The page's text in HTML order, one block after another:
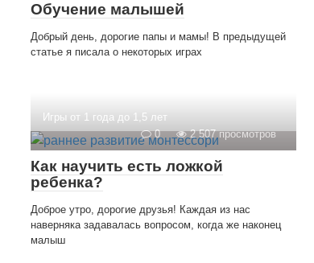
Обучение малышей
Добрый день, дорогие папы и мамы! В предыдущей
статье я писала о некоторых играх
Игры от 1 года до 1,5 лет
0
2 507 просмотров
Как научить есть ложкой
ребенка?
Доброе утро, дорогие друзья! Каждая из нас
наверняка задавалась вопросом, когда же наконец
малыш